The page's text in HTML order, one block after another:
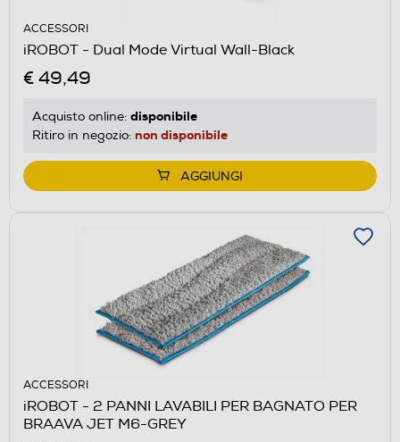
ACCESSORI
iROBOT - Dual Mode Virtual Wall-Black
€ 49,49
Acquisto online: disponibile
Ritiro in negozio: non disponibile
AGGIUNGI
ACCESSORI
iROBOT - 2 PANNI LAVABILI PER BAGNATO PER
BRAAVA JET M6-GREY